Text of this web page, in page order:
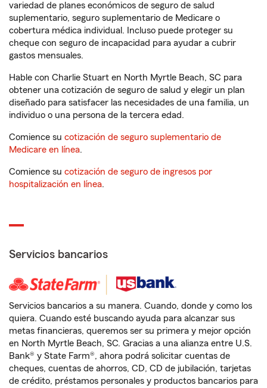
variedad de planes económicos de seguro de salud
suplementario, seguro suplementario de Medicare o
cobertura médica individual. Incluso puede proteger su
cheque con seguro de incapacidad para ayudar a cubrir
gastos mensuales.
Hable con Charlie Stuart en North Myrtle Beach, SC para
obtener una cotización de seguro de salud y elegir un plan
diseñado para satisfacer las necesidades de una familia, un
individuo o una persona de la tercera edad.
Comience su cotización de seguro suplementario de
Medicare en línea.
Comience su cotización de seguro de ingresos por
hospitalización en línea.
Servicios bancarios
Servicios bancarios a su manera. Cuando, donde y como los
quiera. Cuando esté buscando ayuda para alcanzar sus
metas financieras, queremos ser su primera y mejor opción
en North Myrtle Beach, SC. Gracias a una alianza entre U.S.
Bank® y State Farm®, ahora podrá solicitar cuentas de
cheques, cuentas de ahorros, CD, CD de jubilación, tarjetas
de crédito, préstamos personales y productos bancarios para